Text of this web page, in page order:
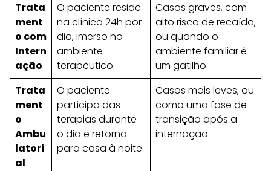
Trata
ment
o com
Intern
ação
O paciente reside
na clínica 24h por
dia, imerso no
ambiente
terapêutico.
Casos graves, com
alto risco de recaída,
ou quando o
ambiente familiar é
um gatilho.
Trata
ment
o
Ambu
latori
al
O paciente
participa das
terapias durante
o dia e retorna
para casa à noite.
Casos mais leves, ou
como uma fase de
transição após a
internação.